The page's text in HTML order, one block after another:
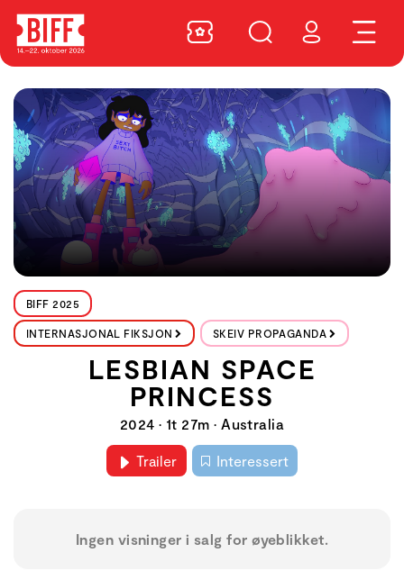
BIFF 2025
INTERNASJONAL FIKSJON SKEIV PROPAGANDA
LESBIAN SPACE
PRINCESS
2024 • 1t 27m • Australia
Trailer Interessert
Ingen visninger i salg for øyeblikket.